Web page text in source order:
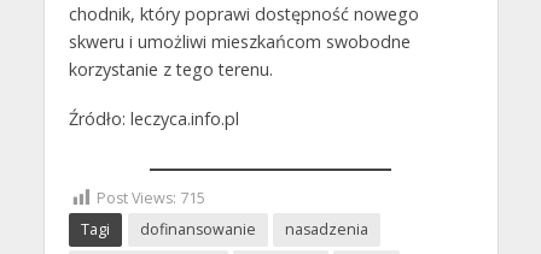
chodnik, który poprawi dostępność nowego
skweru i umożliwi mieszkańcom swobodne
korzystanie z tego terenu.
Źródło: leczyca.info.pl
Post Views: 715
Tagi
dofinansowanie
nasadzenia